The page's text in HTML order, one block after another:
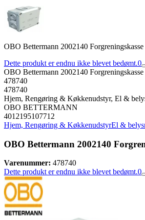
OBO Bettermann 2002140
Dette produkt er endnu ikke blevet bedømt.0
OBO Bettermann 2002140
478740
478740
Hjem, Rengøring & Køkkenudstyr, El &
OBO BETTERMANN
4012195107712
Hjem, Rengøring & KøkkenudstyrEl &
OBO Bettermann 2002140
Varenummer: 478740
Dette produkt er endnu ikke blevet bedømt.0